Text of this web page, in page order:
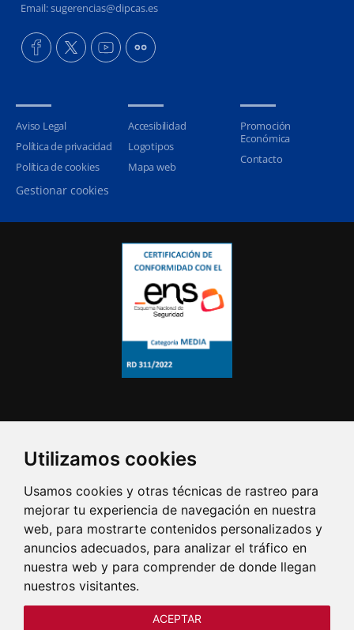
Utilizamos cookies
Usamos cookies y otras técnicas de rastreo para
mejorar tu experiencia de navegación en nuestra
web, para mostrarte contenidos personalizados y
anuncios adecuados, para analizar el tráfico en
nuestra web y para comprender de donde llegan
nuestros visitantes.
ACEPTAR
Email: sugerencias@dipcas.es
Aviso Legal
Política de privacidad
Política de cookies
Gestionar cookies
Accesibilidad
Logotipos
Mapa web
Promoción
Económica
Contacto